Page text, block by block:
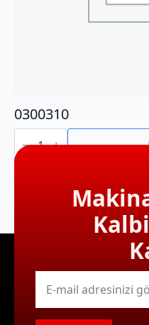
0300310
0300310
adet
E-
mail